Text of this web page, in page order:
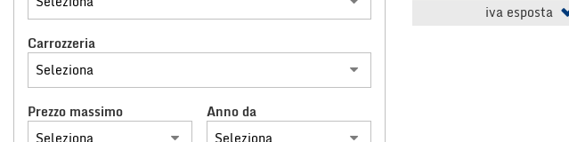
Carrozzeria
Prezzo massimo Anno da
iva esposta
seguito
descritte.
Per
ottenere
informazioni
sull'utilità